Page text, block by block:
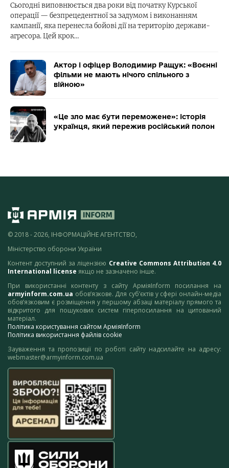
Сьогодні виповнюється два роки від початку Курської
операції — безпрецедентної за задумом і виконанням
кампанії, яка перенесла бойові дії на територію держави-
агресора. Цей крок…
Актор і офіцер Володимир Ращук: «Воєнні
фільми не мають нічого спільного з
війною»
«Це зло має бути переможене»: історія
українця, який пережив російський полон
© 2018 - 2026, ІНФОРМАЦІЙНЕ АГЕНТСТВО,
Міністерство оборони України
Контент доступний за ліцензією Creative Commons Attribution 4.0
International license якщо не зазначено інше.
При використанні контенту з сайту АрміяInform посилання на
armyinform.com.ua обов’язкове. Для суб’єктів у сфері онлайн-медіа
обов’язковим є розміщення у першому абзаці матеріалу прямого та
відкритого для пошукових систем гіперпосилання на цитований
матеріал.
Політика користування сайтом АрміяInform
Політика використання файлів cookie
Зауваження та пропозиції по роботі сайту надсилайте на адресу:
webmaster@armyinform.com.ua